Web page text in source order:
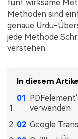
fünf wirksame
Methoden sind
genaue Urdu-
jede Methode
verstehen.
In diesem
verwenden
Google